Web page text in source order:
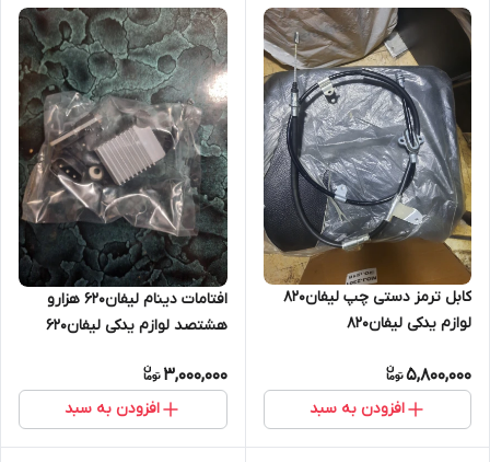
کابل ترمز دستی چپ لیفان۸۲۰
لوازم یدکی لیفان۸۲۰
5,800,000
افزودن به سبد
افتامات دینام لیفان۶۲۰ هزارو
هشتصد لوازم یدکی لیفان۶۲۰
3,000,000
افزودن به سبد